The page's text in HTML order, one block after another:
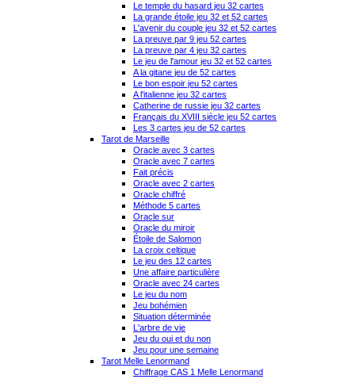
Le temple du hasard jeu 32 cartes
La grande étoile jeu 32 et 52 cartes
L'avenir du couple jeu 32 et 52 cartes
La preuve par 9 jeu 52 cartes
La preuve par 4 jeu 32 cartes
Le jeu de l'amour jeu 32 et 52 cartes
A la gitane jeu de 52 cartes
Le bon espoir jeu 52 cartes
A l'italienne jeu 32 cartes
Catherine de russie jeu 32 cartes
Français du XVIII siècle jeu 52 cartes
Les 3 cartes jeu de 52 cartes
Tarot de Marseille
Oracle avec 3 cartes
Oracle avec 7 cartes
Fait précis
Oracle avec 2 cartes
Oracle chiffré
Méthode 5 cartes
Oracle sur
Oracle du miroir
Étoile de Salomon
La croix celtique
Le jeu des 12 cartes
Une affaire particulière
Oracle avec 24 cartes
Le jeu du nom
Jeu bohémien
Situation déterminée
L'arbre de vie
Jeu du oui et du non
Jeu pour une semaine
Tarot Melle Lenormand
Chiffrage CAS 1 Melle Lenormand